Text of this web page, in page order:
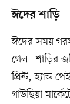
ঈদের শাড়ি
ঈদের সময় গরম
গেল। শাড়ির
প্রিন্ট, হ্যান্ড
গাউছিয়া